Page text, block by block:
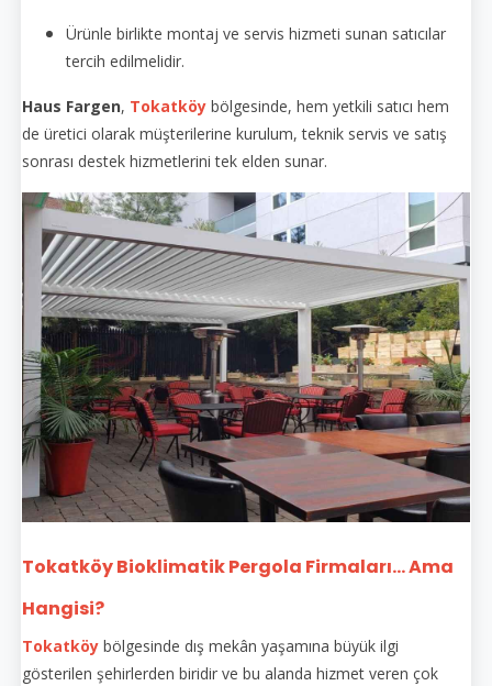
Ürünle birlikte montaj ve servis hizmeti sunan satıcılar
tercih edilmelidir.
Haus Fargen, Tokatköy bölgesinde, hem yetkili satıcı hem
de üretici olarak müşterilerine kurulum, teknik servis ve satış
sonrası destek hizmetlerini tek elden sunar.
Tokatköy Bioklimatik Pergola Firmaları... Ama
Hangisi?
Tokatköy bölgesinde dış mekân yaşamına büyük ilgi
gösterilen şehirlerden biridir ve bu alanda hizmet veren çok